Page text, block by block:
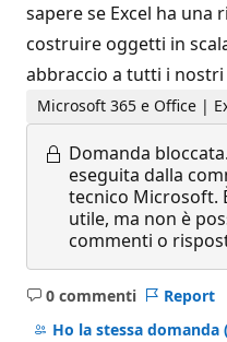
sapere se Excel ha
costruire oggetti in
abbraccio a tutti i nostri
Microsoft 365 e Office |
Domanda bloccata.
eseguita dalla
tecnico Microsoft.
utile, ma non è
commenti o
0 commenti
Nessun
commento
Report
Ho la stessa domanda